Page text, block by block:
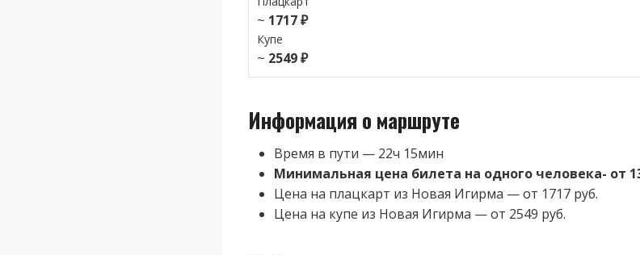
~ 1717 ₽
Купе
~ 2549 ₽
Информация о маршруте
Время в пути — 22ч 15мин
Минимальная цена билета на одного человека- от
Цена на плацкарт из Новая Игирма — от 1717 руб.
Цена на купе из Новая Игирма — от 2549 руб.